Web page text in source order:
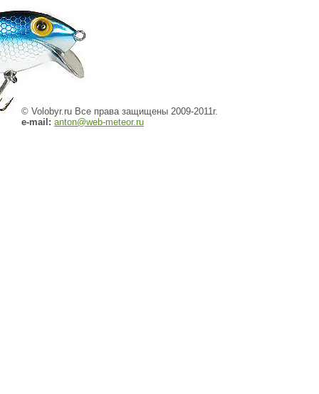
© Volobyr.ru Все права защищены 2009-2011г.
e-mail: anton@web-meteor.ru